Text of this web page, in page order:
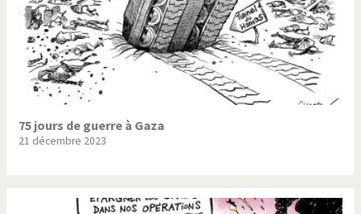
75 jours de guerre à Gaza
21 décembre 2023